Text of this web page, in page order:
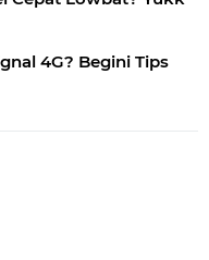
4G? Begini Tips